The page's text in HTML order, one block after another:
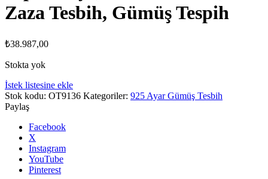
Zaza Tesbih, Gümüş Tespih
₺38.987,00
Stokta yok
İstek listesine ekle
Stok kodu: OT9136 Kategoriler: 925 Ayar Gümüş Tesbih
Paylaş
Facebook
X
Instagram
YouTube
Pinterest